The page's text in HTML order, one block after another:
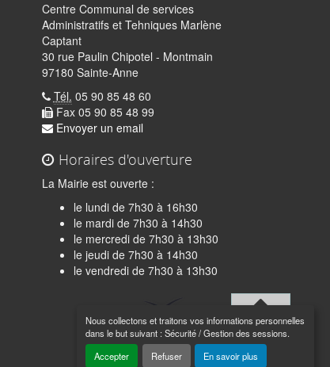
Nous collectons et traitons vos informations personnelles
dans le but suivant :Sécurité / Gestion des sessions.
Accepter
Refuser En savoir plus
Haut de
page
Centre Communal de services
Administratifs et Tehniques Marlène
Captant
30 rue Paulin Chipotel - Montmain
97180 Sainte-Anne
Tél. 05 90 85 48 60
Fax 05 90 85 48 99
Envoyer un email
Horaires d'ouverture
La Mairie est ouverte :
le lundi de 7h30 à 16h30
le mardi de 7h30 à 14h30
le mercredi de 7h30 à 13h30
le jeudi de 7h30 à 14h30
le vendredi de 7h30 à 13h30